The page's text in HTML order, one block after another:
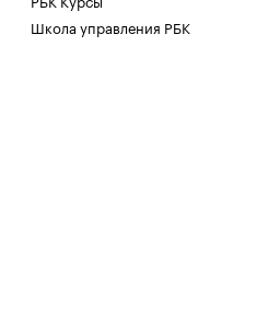
Школа управления РБК